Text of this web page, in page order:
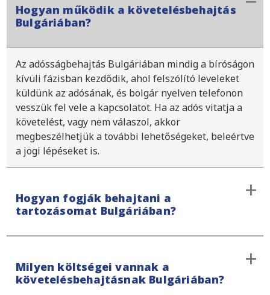
Hogyan működik a követelésbehajtás
Bulgáriában?
Az adósságbehajtás Bulgáriában mindig a bíróságon
kívüli fázisban kezdődik, ahol felszólító leveleket
küldünk az adósának, és bolgár nyelven telefonon
vesszük fel vele a kapcsolatot. Ha az adós vitatja a
követelést, vagy nem válaszol, akkor
megbeszélhetjük a további lehetőségeket, beleértve
a jogi lépéseket is.
Hogyan fogják behajtani a
tartozásomat Bulgáriában?
beavatkozás nélküli békés szakaszban kezdődik,
majd az Ön kérésére jogi lépéseket teszünk.
Milyen költségei vannak a
követelésbehajtásnak Bulgáriában?